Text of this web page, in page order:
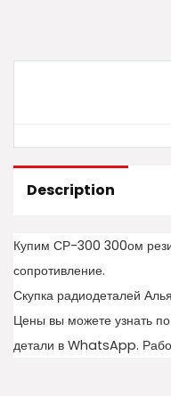
Description
Купим СР-300 300ом
сопротивление.
Скупка радиодеталей
Цены вы можете узнать
детали в WhatsApp.